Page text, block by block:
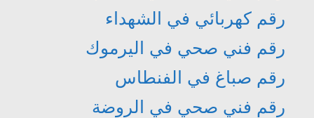
رقم كهربائي في الشهداء
رقم فني صحي في اليرموك
رقم صباغ في الفنطاس
رقم فني صحي في الروضة